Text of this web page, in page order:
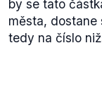
by se tato
města, dostane
tedy na číslo